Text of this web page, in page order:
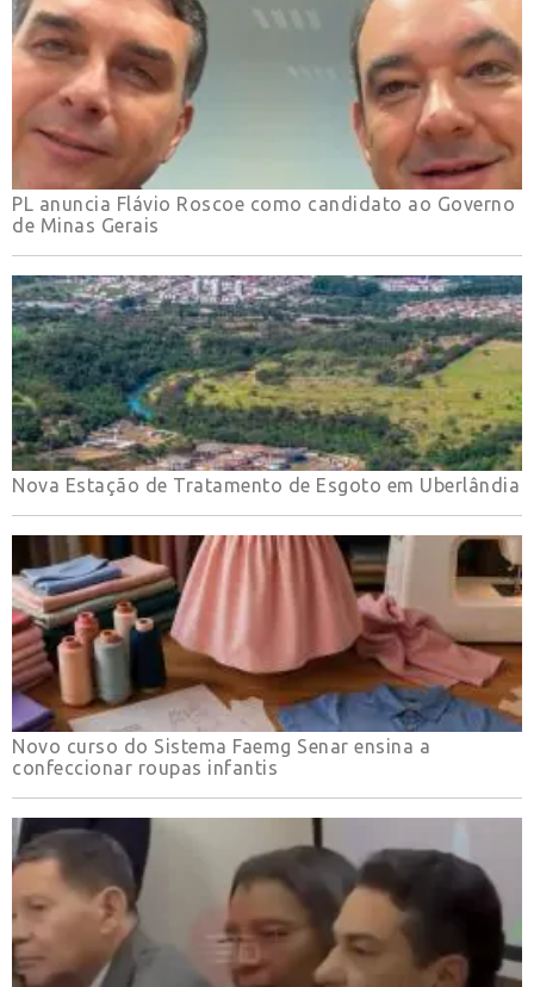
PL anuncia Flávio Roscoe como candidato ao Governo
de Minas Gerais
Nova Estação de Tratamento de Esgoto em Uberlândia
Novo curso do Sistema Faemg Senar ensina a
confeccionar roupas infantis